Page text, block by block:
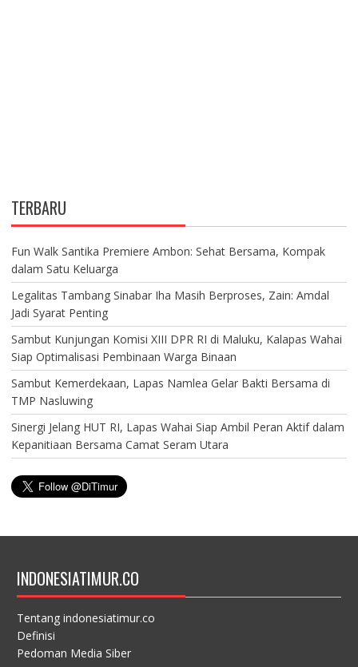
TERBARU
Fun Walk Santika Premiere Ambon: Sehat Bersama, Kompak
dalam Satu Keluarga
Legalitas Tambang Sinabar Iha Masih Berproses, Zain: Amdal
Jadi Syarat Penting
Sambut Kunjungan Komisi XIII DPR RI di Maluku, Kalapas Wahai
Siap Optimalisasi Pembinaan Warga Binaan
Sambut Kemerdekaan, Lapas Namlea Gelar Bakti Bersama di
TMP Nasluwing
Sinergi Jelang HUT RI, Lapas Wahai Siap Ambil Peran Aktif dalam
Kepanitiaan Bersama Camat Seram Utara
INDONESIATIMUR.CO
Tentang indonesiatimur.co
Definisi
Pedoman Media Siber